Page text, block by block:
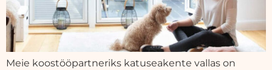
Meie koostööpartneriks katuseakente vallas on